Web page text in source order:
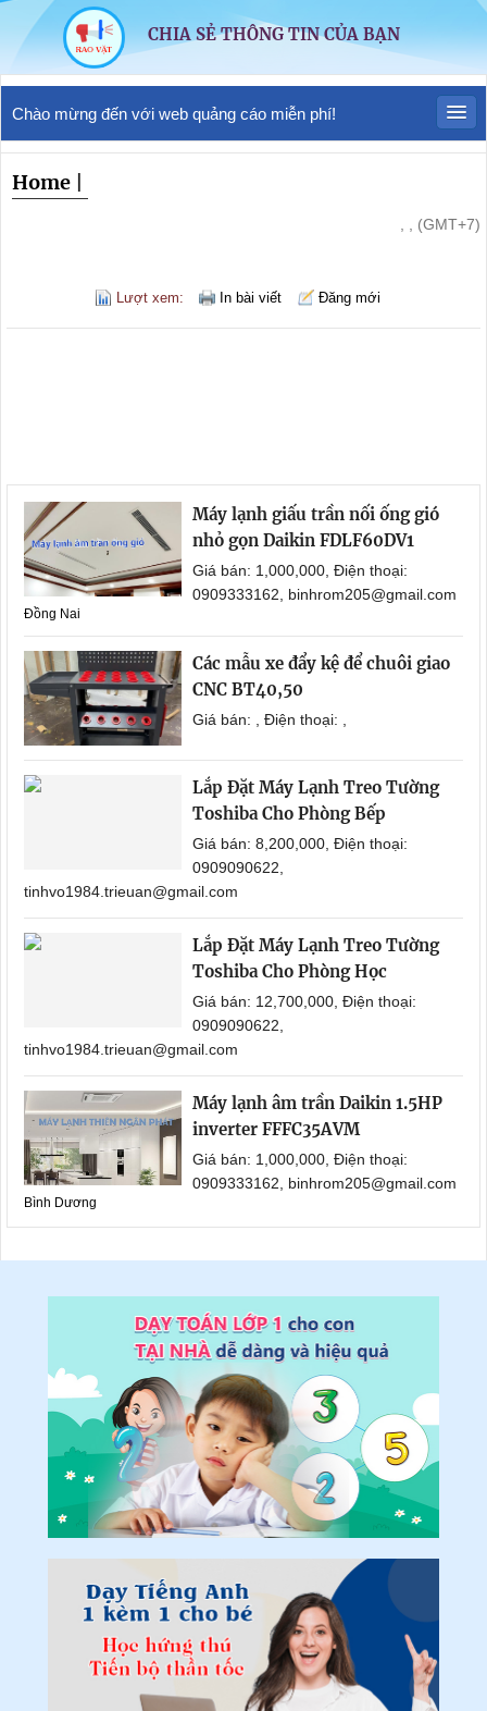
CHIA SẺ THÔNG TIN CỦA BẠN
Chào mừng đến với web quảng cáo miễn phí!
Home
, , (GMT+7)
Lượt xem: In bài viết Đăng mới
Máy lạnh giấu trần nối ống gió
nhỏ gọn Daikin FDLF60DV1
Giá bán: 1,000,000, Điện thoại:
0909333162, binhrom205@gmail.com
Đồng Nai
Các mẫu xe đẩy kệ để chuôi giao
CNC BT40,50
Giá bán: , Điện thoại: ,
Lắp Đặt Máy Lạnh Treo Tường
Toshiba Cho Phòng Bếp
Giá bán: 8,200,000, Điện thoại:
0909090622,
tinhvo1984.trieuan@gmail.com
Lắp Đặt Máy Lạnh Treo Tường
Toshiba Cho Phòng Học
Giá bán: 12,700,000, Điện thoại:
0909090622,
tinhvo1984.trieuan@gmail.com
Máy lạnh âm trần Daikin 1.5HP
inverter FFFC35AVM
Giá bán: 1,000,000, Điện thoại:
0909333162, binhrom205@gmail.com
Bình Dương